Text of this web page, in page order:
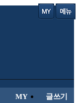
MY 글쓰기